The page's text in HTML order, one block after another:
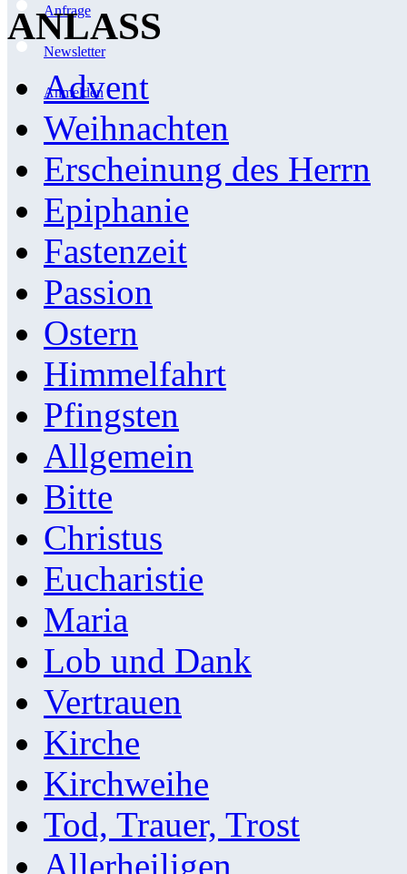
Anfrage
Newsletter
Anmelden
ANLASS
Advent
Weihnachten
Erscheinung des Herrn
Epiphanie
Fastenzeit
Passion
Ostern
Himmelfahrt
Pfingsten
Allgemein
Bitte
Christus
Eucharistie
Maria
Lob und Dank
Vertrauen
Kirche
Kirchweihe
Tod, Trauer, Trost
Allerheiligen